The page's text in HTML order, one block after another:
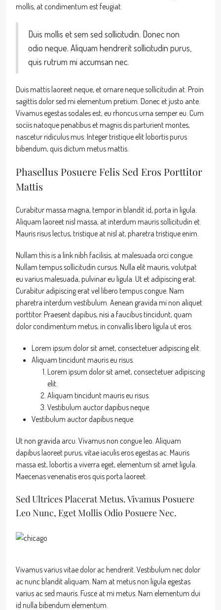
mollis, at condimentum est feugiat.
Duis mollis et sem sed sollicitudin. Donec non
odio neque. Aliquam hendrerit sollicitudin purus,
quis rutrum mi accumsan nec.
Duis mattis laoreet neque, et ornare neque sollicitudin at. Proin
sagittis dolor sed mi elementum pretium. Donec et justo ante.
Vivamus egestas sodales est, eu rhoncus urna semper eu. Cum
sociis natoque penatibus et magnis dis parturient montes,
nascetur ridiculus mus. Integer tristique elit lobortis purus
bibendum, quis dictum metus mattis.
Phasellus Posuere Felis Sed Eros Porttitor
Mattis
Curabitur massa magna, tempor in blandit id, porta in ligula.
Aliquam laoreet nisl massa, at interdum mauris sollicitudin et.
Mauris risus lectus, tristique at nisl at, pharetra tristique enim.
Nullam this is a link nibh facilisis, at malesuada orci congue.
Nullam tempus sollicitudin cursus. Nulla elit mauris, volutpat
eu varius malesuada, pulvinar eu ligula. Ut et adipiscing erat.
Curabitur adipiscing erat vel libero tempus congue. Nam
pharetra interdum vestibulum. Aenean gravida mi non aliquet
porttitor. Praesent dapibus, nisi a faucibus tincidunt, quam
dolor condimentum metus, in convallis libero ligula ut eros.
Lorem ipsum dolor sit amet, consectetuer adipiscing elit.
Aliquam tincidunt mauris eu risus.
Lorem ipsum dolor sit amet, consectetuer adipiscing
elit.
Aliquam tincidunt mauris eu risus.
Vestibulum auctor dapibus neque.
Vestibulum auctor dapibus neque.
Ut non gravida arcu. Vivamus non congue leo. Aliquam
dapibus laoreet purus, vitae iaculis eros egestas ac. Mauris
massa est, lobortis a viverra eget, elementum sit amet ligula.
Maecenas venenatis eros quis porta laoreet.
Sed Ultrices Placerat Metus. Vivamus Posuere
Leo Nunc, Eget Mollis Odio Posuere Nec.
Vivamus varius vitae dolor ac hendrerit. Vestibulum nec dolor
ac nunc blandit aliquam. Nam at metus non ligula egestas
varius ac sed mauris. Fusce at mi metus. Nam elementum dui
id nulla bibendum elementum.